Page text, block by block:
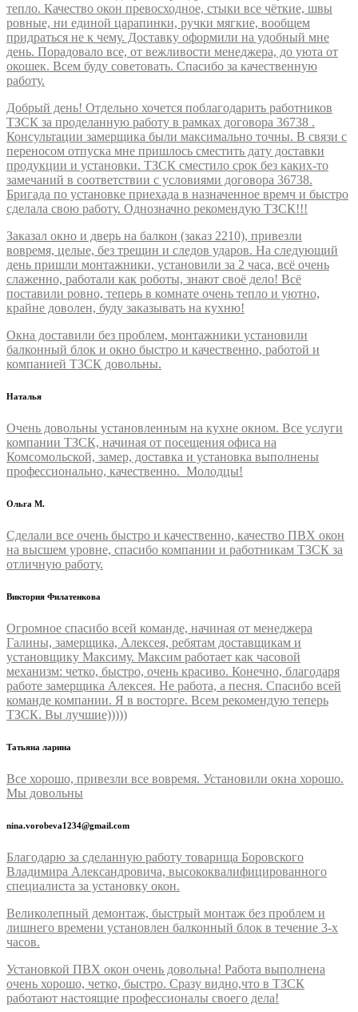
тепло. Качество окон превосходное, стыки все чёткие, швы
ровные, ни единой царапинки, ручки мягкие, вообщем
придраться не к чему. Доставку оформили на удобный мне
день. Порадовало все, от вежливости менеджера, до уюта от
окошек. Всем буду советовать. Спасибо за качественную
работу.
Добрый день! Отдельно хочется поблагодарить работников
ТЗСК за проделанную работу в рамках договора 36738 .
Консультации замерщика были максимально точны. В связи с
переносом отпуска мне пришлось сместить дату доставки
продукции и установки. ТЗСК сместило срок без каких-то
замечаний в соответствии с условиями договора 36738.
Бригада по установке приехада в назначенное времч и быстро
сделала свою работу. Однозначно рекомендую ТЗСК!!!
Заказал окно и дверь на балкон (заказ 2210), привезли
вовремя, целые, без трещин и следов ударов. На следующий
день пришли монтажники, установили за 2 часа, всё очень
слаженно, работали как роботы, знают своё дело! Всё
поставили ровно, теперь в комнате очень тепло и уютно,
крайне доволен, буду заказывать на кухню!
Окна доставили без проблем, монтажники установили
балконный блок и окно быстро и качественно, работой и
компанией ТЗСК довольны.
Наталья
Очень довольны установленным на кухне окном. Все услуги
компании ТЗСК, начиная от посещения офиса на
Комсомольской, замер, доставка и установка выполнены
профессионально, качественно. Молодцы!
Ольга М.
Сделали все очень быстро и качественно, качество ПВХ окон
на высшем уровне, спасибо компании и работникам ТЗСК за
отличную работу.
Виктория Филатенкова
Огромное спасибо всей команде, начиная от менеджера
Галины, замерщика, Алексея, ребятам доставщикам и
установщику Максиму. Максим работает как часовой
механизм: четко, быстро, очень красиво. Конечно, благодаря
работе замерщика Алексея. Не работа, а песня. Спасибо всей
команде компании. Я в восторге. Всем рекомендую теперь
ТЗСК. Вы лучшие)))))
Татьяна ларина
Все хорошо, привезли все вовремя. Установили окна хорошо.
Мы довольны
nina.vorobeva1234@gmail.com
Благодарю за сделанную работу товарища Боровского
Владимира Александровича, высококвалифицированного
специалиста за установку окон.
Великолепный демонтаж, быстрый монтаж без проблем и
лишнего времени установлен балконный блок в течение 3-х
часов.
Установкой ПВХ окон очень довольна! Работа выполнена
очень хорошо, четко, быстро. Сразу видно,что в ТЗСК
работают настоящие профессионалы своего дела!